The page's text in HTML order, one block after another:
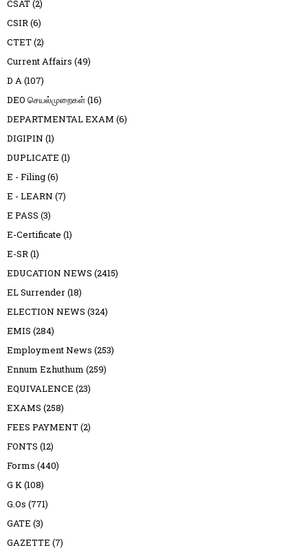
CSAT(2)
CSIR(6)
CTET(2)
Current Affairs (49)
D A(107)
DEO செயல்முறைகள்(16)
DEPARTMENTAL EXAM (6)
DIGIPIN (1)
DUPLICATE (1)
E - Filing(6)
E - LEARN (7)
E PASS (3)
E-Certificate (1)
E-SR(1)
EDUCATION NEWS (2415)
EL Surrender(18)
ELECTION NEWS (324)
EMIS (284)
Employment News (253)
Ennum Ezhuthum (259)
EQUIVALENCE (23)
EXAMS (258)
FEES PAYMENT(2)
FONTS (12)
Forms (440)
G K(108)
G.Os (771)
GATE (3)
GAZETTE (7)